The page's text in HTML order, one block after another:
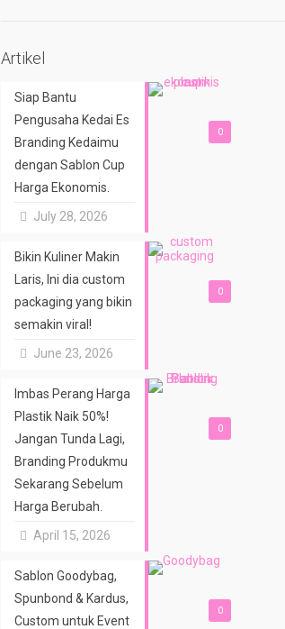
Artikel
0
Siap Bantu
Pengusaha Kedai Es
Branding Kedaimu
dengan Sablon Cup
Harga Ekonomis.
July 28, 2026
0
Bikin Kuliner Makin
Laris, Ini dia custom
packaging yang bikin
semakin viral!
June 23, 2026
0
Imbas Perang Harga
Plastik Naik 50%!
Jangan Tunda Lagi,
Branding Produkmu
Sekarang Sebelum
Harga Berubah.
April 15, 2026
0
Sablon Goodybag,
Spunbond & Kardus,
Custom untuk Event